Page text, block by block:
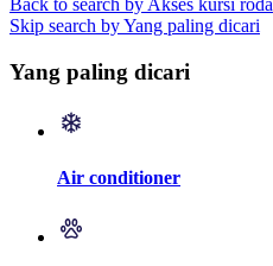
Back to search by Akses kursi roda
Skip search by Yang paling dicari
Yang paling dicari
Air conditioner